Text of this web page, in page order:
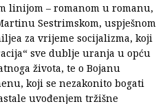
linijom – romanom u romanu,
Sestrimskom, uspješnom
za vrijeme socijalizma, koji
sve dublje uranja u opću
života, te o Bojanu
koji se nezakonito bogati
uvođenjem tržišne